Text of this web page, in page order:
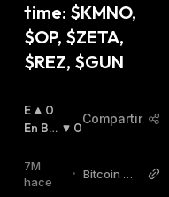
time: $KMNO,
$OP, $ZETA,
$REZ, $GUN
E
N
L
Z
0
En Baj
0
Compartir
7M
hace
•
Bitcoin Wo